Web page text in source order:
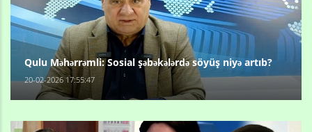
Qulu Məhərrəmli: Sosial şəbəkələrdə söyüş niyə artıb?
20-02-2026 17:55:47